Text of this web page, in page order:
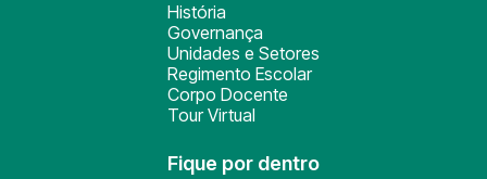
História
Governança
Unidades e Setores
Regimento Escolar
Corpo Docente
Tour Virtual
Fique por dentro